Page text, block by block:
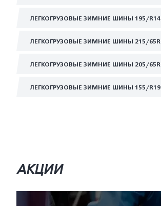
ЛЕГКОГРУЗОВЫЕ ЗИМНИЕ ШИНЫ 195/
ЛЕГКОГРУЗОВЫЕ ЗИМНИЕ ШИНЫ 215/
ЛЕГКОГРУЗОВЫЕ ЗИМНИЕ ШИНЫ 205/
ЛЕГКОГРУЗОВЫЕ ЗИМНИЕ ШИНЫ 155/
АКЦИИ